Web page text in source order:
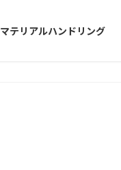
マテリアルハンドリング